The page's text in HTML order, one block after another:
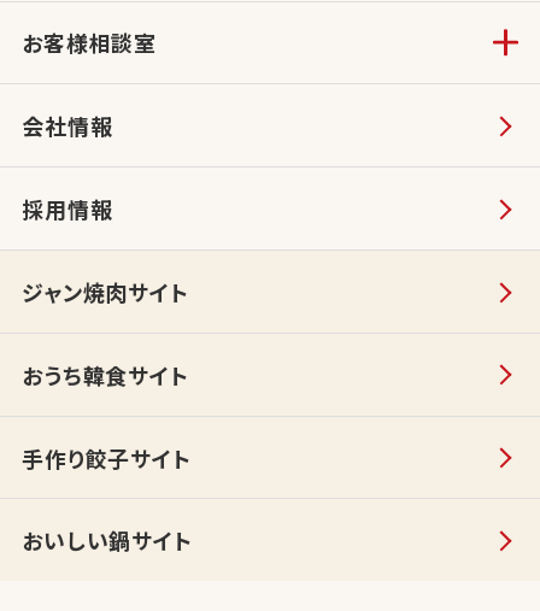
お客様相談室
会社情報
採用情報
ジャン焼肉サイト
おうち韓食サイト
手作り餃子サイト
おいしい鍋サイト